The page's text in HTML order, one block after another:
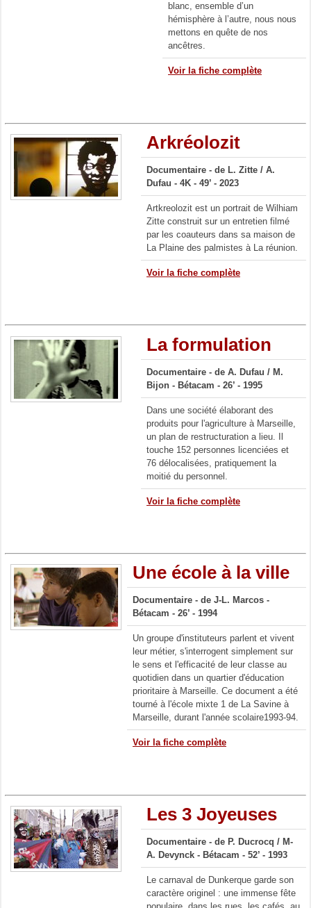
blanc, ensemble d’un
hémisphère à l’autre, nous nous
mettons en quête de nos
ancêtres.
Voir la fiche complète
Arkréolozit
Documentaire - de L. Zitte / A.
Dufau - 4K - 49’ - 2023
Artkreolozit est un portrait de Wilhiam
Zitte construit sur un entretien filmé
par les coauteurs dans sa maison de
La Plaine des palmistes à La réunion.
Voir la fiche complète
La formulation
Documentaire - de A. Dufau / M.
Bijon - Bétacam - 26’ - 1995
Dans une société élaborant des
produits pour l'agriculture à Marseille,
un plan de restructuration a lieu. Il
touche 152 personnes licenciées et
76 délocalisées, pratiquement la
moitié du personnel.
Voir la fiche complète
Une école à la ville
Documentaire - de J-L. Marcos -
Bétacam - 26’ - 1994
Un groupe d'instituteurs parlent et vivent
leur métier, s'interrogent simplement sur
le sens et l'efficacité de leur classe au
quotidien dans un quartier d'éducation
prioritaire à Marseille. Ce document a été
tourné à l'école mixte 1 de La Savine à
Marseille, durant l'année scolaire1993-94.
Voir la fiche complète
Les 3 Joyeuses
Documentaire - de P. Ducrocq / M-
A. Devynck - Bétacam - 52’ - 1993
Le carnaval de Dunkerque garde son
caractère originel : une immense fête